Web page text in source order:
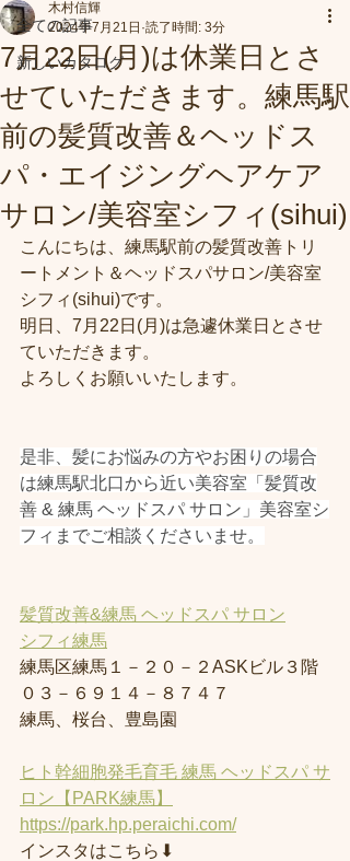
全ての記事
新しいカタログ
7月22日(月)は休業日とさ
せていただきます。練馬駅
前の髪質改善＆ヘッドス
パ・エイジングヘアケア
サロン/美容室シフィ(sihui)
木村信輝
2024年7月21日 読了時間: 3分
こんにちは、練馬駅前の髪質改善トリ
ートメント＆ヘッドスパサロン/美容室
シフィ(sihui)です。
明日、7月22日(月)は急遽休業日とさせ
ていただきます。
よろしくお願いいたします。
是非、髪にお悩みの方やお困りの場合
は練馬駅北口から近い美容室「髪質改
善 & 練馬 ヘッドスパ サロン」美容室シ
フィまでご相談くださいませ。
髪質改善&練馬 ヘッドスパ サロン
シフィ練馬
練馬区練馬１－２０－２ASKビル３階
０３－６９１４－８７４７
練馬、桜台、豊島園
ヒト幹細胞発毛育毛 練馬 ヘッドスパ サ
ロン【PARK練馬】
https://park.hp.peraichi.com/
インスタはこちら⬇︎